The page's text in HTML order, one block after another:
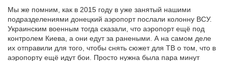
Мы же помним, как в 2015 году в уже занятый нашими
подразделениями донецкий аэропорт послали колонну ВСУ.
Украинским военным тогда сказали, что аэропорт ещё под
контролем Киева, а они едут за ранеными. А на самом деле
их отправили для того, чтобы снять сюжет для ТВ о том, что в
аэропорту ещё идут бои. Просто нужна была пара минут